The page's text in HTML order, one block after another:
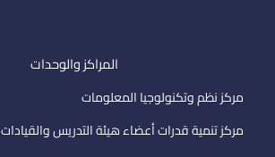
المراكز والوحدات
مركز نظم وتكنولوجيا المعلومات
مركز تنمية قدرات أعضاء هيئة التدريس والقيادات